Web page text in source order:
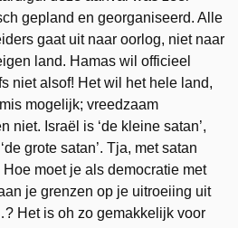
gepland en georganiseerd. Alle
gaat uit naar oorlog, niet naar
land. Hamas wil officieel
niet alsof! Het wil het hele land,
mogelijk; vreedzaam
niet. Israël is ‘de kleine satan’,
grote satan’. Tja, met satan
moet je als democratie met
je grenzen op je uitroeiing uit
Het is oh zo gemakkelijk voor